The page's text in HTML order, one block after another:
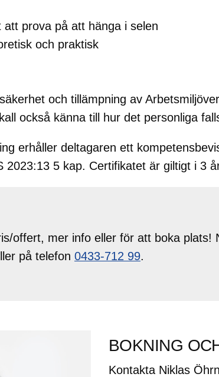
att prova på att hänga i selen
och praktisk
och tillämpning av
också känna till hur det personliga
erhåller deltagaren ett
2023:13 5 kap. Certifikatet är giltigt i 3
offert, mer info eller för att boka plats!
på telefon 0433-712 99.
BOKNING
Kontakta Niklas